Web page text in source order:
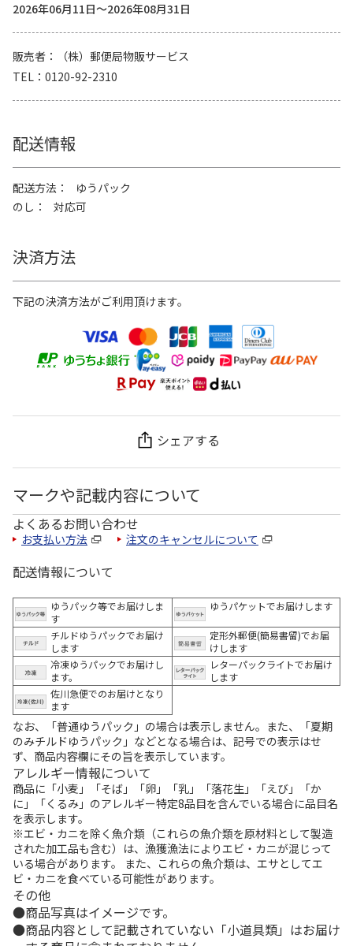
2026年06月11日～2026年08月31日
販売者
（株）郵便局物販サービス
TEL
0120-92-2310
配送情報
配送方法
ゆうパック
のし
対応可
決済方法
下記の決済方法がご利用頂けます。
シェアする
マークや記載内容について
よくあるお問い合わせ
お支払い方法 注文のキャンセルについて
配送情報について
ゆうパック等でお届けしま
す
ゆうパケットでお届けします
チルドゆうパックでお届け
します
定形外郵便(簡易書留)でお届
けします
冷凍ゆうパックでお届けし
ます。
レターパックライトでお届け
します
佐川急便でのお届けとなり
ます
なお、「普通ゆうパック」の場合は表示しません。また、「夏期
のみチルドゆうパック」などとなる場合は、記号での表示はせ
ず、商品内容欄にその旨を表示しています。
アレルギー情報について
商品に「小麦」「そば」「卵」「乳」「落花生」「えび」「か
に」「くるみ」のアレルギー特定8品目を含んでいる場合に品目名
を表示します。
※エビ・カニを除く魚介類（これらの魚介類を原材料として製造
された加工品も含む）は、漁獲漁法によりエビ・カニが混じって
いる場合があります。 また、これらの魚介類は、エサとしてエ
ビ・カニを食べている可能性があります。
その他
商品写真はイメージです。
商品内容として記載されていない「小道具類」はお届け